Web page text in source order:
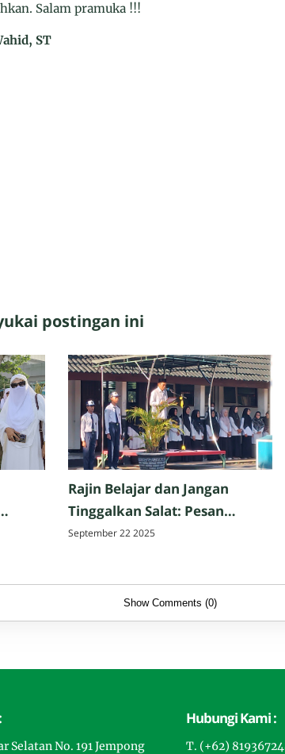
Salam pramuka !!!
ST
postingan ini
Rajin Belajar dan Jangan
Tinggalkan Salat: Pesan
Perpisahan Hazmi Hakim,
September 22 2025
Show Comments (0)
Selatan No. 191 Jempong
Hubungi Kami :
T. (+62)